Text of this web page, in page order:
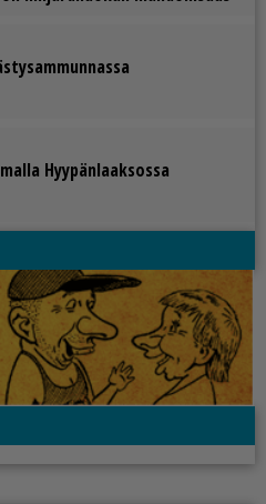
Hyy­pän­laak­sos­sa